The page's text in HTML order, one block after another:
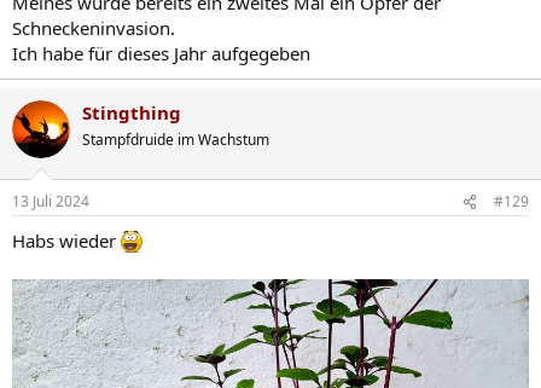
:
Schneckeninvasion.
Ich habe für dieses Jahr aufgegeben
Stingthing
Stampfdruide im Wachstum
13 Juli 2024 #129
Habs wieder